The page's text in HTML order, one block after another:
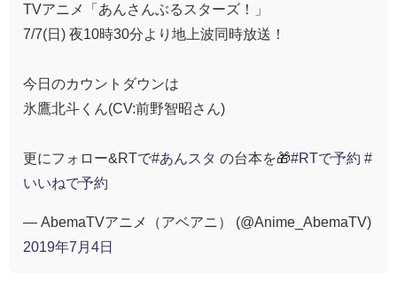
TVアニメ「あんさんぶるスターズ！」
7/7(日) 夜10時30分より地上波同時放送！
今日のカウントダウンは
氷鷹北斗くん(CV:前野智昭さん)
更にフォロー&RTで#あんスタ の台本を🎁#RTで予約 #
いいねで予約
— AbemaTVアニメ（アベアニ） (@Anime_AbemaTV)
2019年7月4日